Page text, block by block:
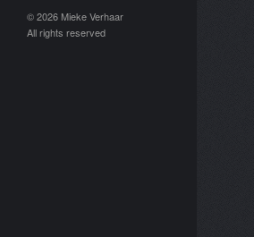
© 2026 Mieke Verhaar
All rights reserved